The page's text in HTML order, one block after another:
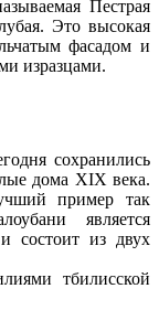
Пестрая
Это высокая
фасадом и
изразцами.
сохранились
дома XIX века.
пример так
является
состоит из двух
тбилисской